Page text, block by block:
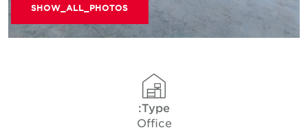
SHOW_ALL_PHOTOS
Type:
Office